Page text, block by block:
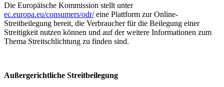
Die Europäische Kommission stellt unter
ec.europa.eu/consumers/odr/eine Plattform zur Online-
Streitbeilegung bereit, die Verbraucher für die Beilegung einer
Streitigkeit nutzen können und auf der weitere Informationen zum
Thema Streitschlichtung zu finden sind.
Außergerichtliche Streitbeilegung